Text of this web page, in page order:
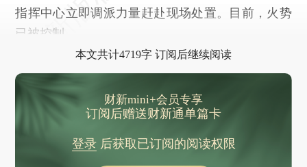
指挥中心立即调派力量赶赴现场处置。目前，火势
已被控制。
本文共计4719字 订阅后继续阅读
财新mini+会员专享
订阅后赠送财新通单篇卡
登录后获取已订阅的阅读权限